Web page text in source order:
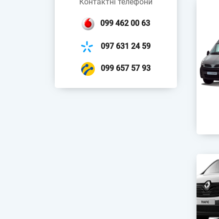
‎099 462 00 63
097 631 24 59
099 657 57 93